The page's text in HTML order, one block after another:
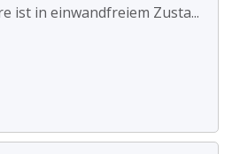
ist in einwandfreiem Zusta...